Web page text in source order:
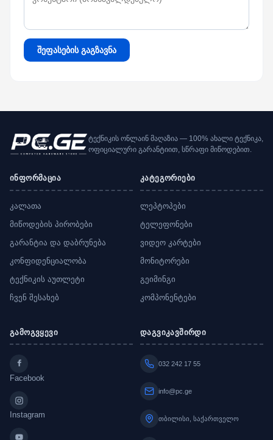
შეფასების გაგზავნა
ტექნიკის ონლაინ მაღაზია — 100% ახალი ტექნიკა,
ოფიციალური გარანტიით, სწრაფი მიწოდებით.
ინფორმაცია
კალათა
მიწოდების პირობები
გარანტია და დაბრუნება
კონფიდენციალობა
ტექნიკის აუთლეტი
ჩვენ შესახებ
კატეგორიები
ლეპტოპები
ტელეფონები
ვიდეო კარტები
მონიტორები
გეიმინგი
კომპონენტები
გამოგვყევი
Facebook
Instagram
დაგვიკავშირდი
032 242 17 55
info@pc.ge
თბილისი, საქართველო